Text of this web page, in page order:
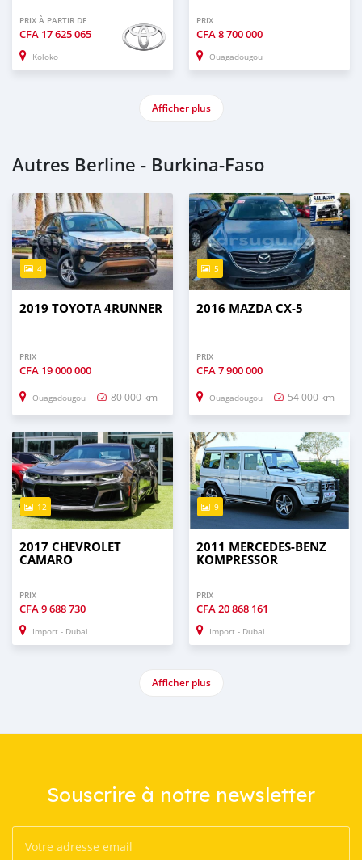
PRIX À PARTIR DE
CFA 17 625 065
Koloko
PRIX
CFA8 700 000
Ouagadougou
Afficher plus
Autres Berline - Burkina-Faso
4
2019 TOYOTA 4RUNNER
PRIX
CFA 19 000 000
Ouagadougou 80 000 km
5
2016 MAZDA CX-5
PRIX
CFA7 900 000
Ouagadougou 54 000 km
12
2017 CHEVROLET
CAMARO
PRIX
CFA9 688 730
Import - Dubai
9
2011 MERCEDES-BENZ
KOMPRESSOR
PRIX
CFA20 868 161
Import - Dubai
Afficher plus
Souscrire à notre newsletter